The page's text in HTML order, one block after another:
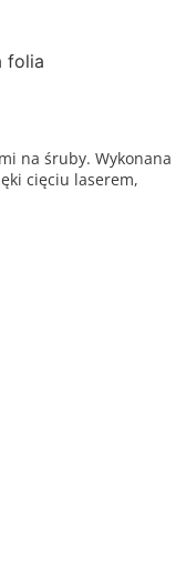
folia
na śruby. Wykonana
cięciu laserem,